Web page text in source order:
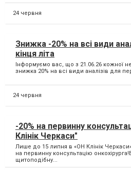
24 червня
Знижка -20% на всі види
кінця літа
Інформуємо вас, що з 21.06.26 кожної
знижка 20% на всі види аналізів для
24 червня
-20% на первинну
Клінік Черкаси"
Лише до 15 липня в «ОН Клінік
на первинну консультацію
щитоподібну...